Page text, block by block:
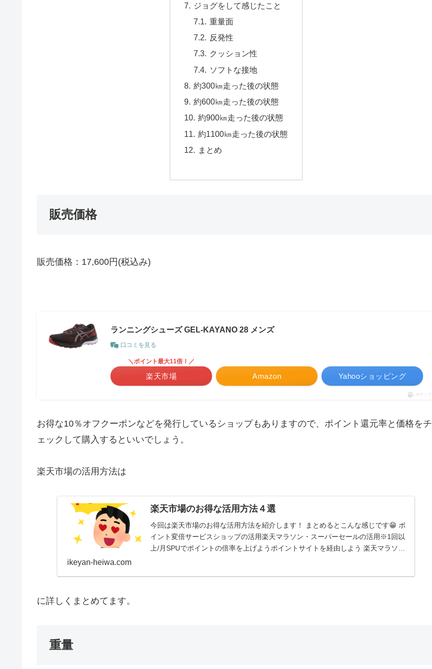
ジョグをして感じたこと
重量面
反発性
クッション性
ソフトな接地
約300㎞走った後の状態
約600㎞走った後の状態
約900㎞走った後の状態
約1100㎞走った後の状態
まとめ
販売価格
販売価格：17,600円(税込み)
ランニングシューズ GEL-KAYANO 28 メンズ
口コミを見る
Amazon
＼ポイント最大11倍！／
楽天市場 Yahooショッピング
ポチップ
お得な10％オフクーポンなどを発行しているショップもありますので、ポイント還元率と価格をチ
ェックして購入するといいでしょう。
楽天市場の活用方法は
楽天市場のお得な活用方法４選
今回は楽天市場のお得な活用方法を紹介します！ まとめるとこんな感じです😁 ポ
イント変倍サービスショップの活用楽天マラソン・スーパーセールの活用※1回以
上/月SPUでポイントの倍率を上げようポイントサイトを経由しよう 楽天マラソ
ikeyan-heiwa.com
に詳しくまとめてます。
重量